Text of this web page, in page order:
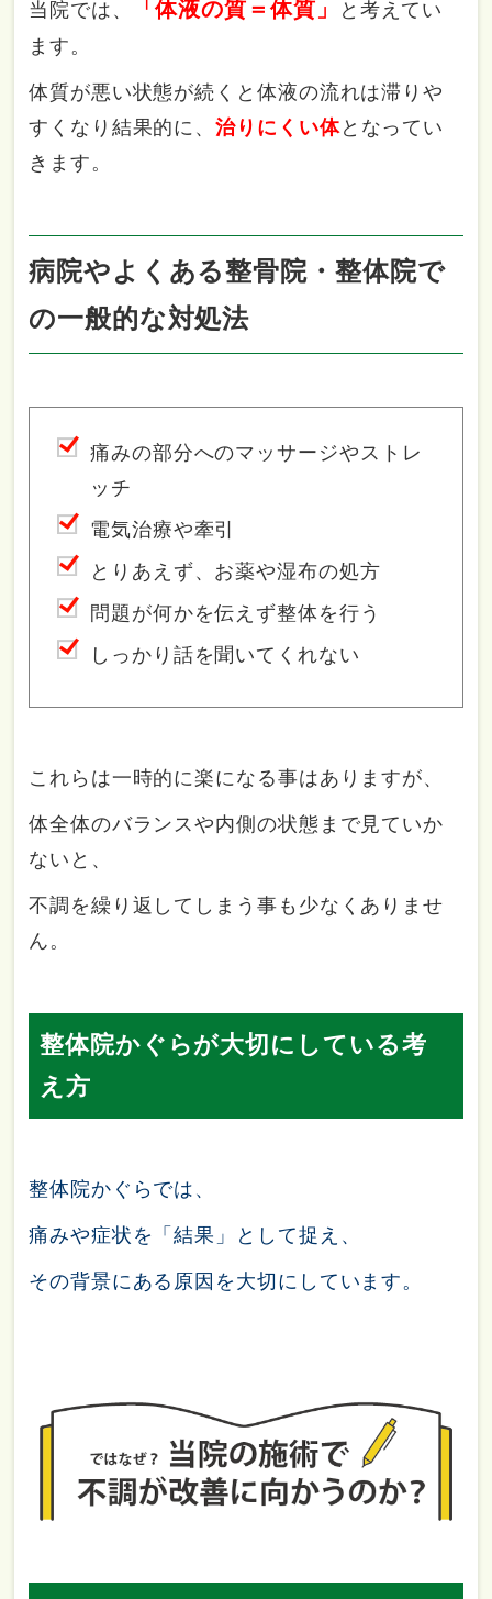
当院では、 「体液の質＝体質」
と考えてい
ます。
体質が悪い状態が続くと体液の流れは滞りや
すくなり結果的に、治りにくい体となってい
きます。
病院やよくある整骨院・整体院で
の一般的な対処法
痛みの部分へのマッサージやストレ
ッチ
電気治療や牽引
とりあえず、お薬や湿布の処方
問題が何かを伝えず整体を行う
しっかり話を聞いてくれない
これらは一時的に楽になる事はありますが、
体全体のバランスや内側の状態まで見ていか
ないと、
不調を繰り返してしまう事も少なくありませ
ん。
整体院かぐらが大切にしている考
え方
整体院かぐらでは、
痛みや症状を「結果」として捉え、
その背景にある原因を大切にしています。